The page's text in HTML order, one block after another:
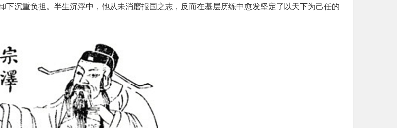
沉重负担。半生沉浮中，他从未消磨报国之志，反而在基层历练中愈发坚定了以天下为己任的